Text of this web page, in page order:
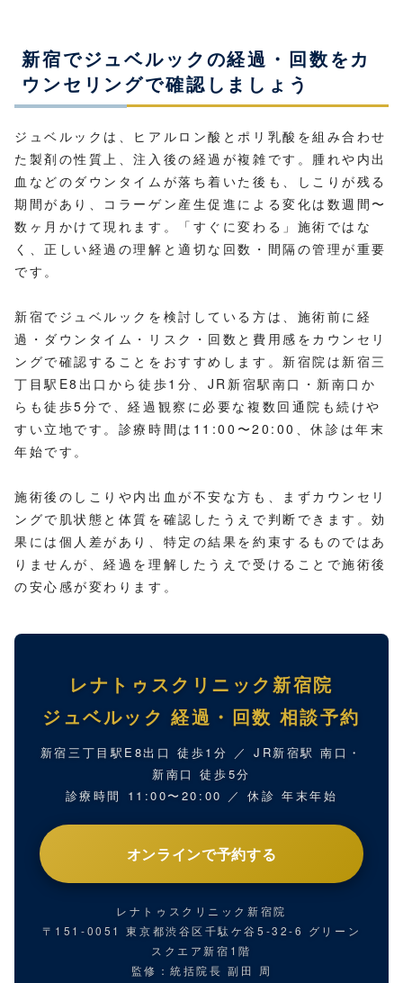
新宿でジュベルックの経過・回数をカ
ウンセリングで確認しましょう
ジュベルックは、ヒアルロン酸とポリ乳酸を組み合わせ
た製剤の性質上、注入後の経過が複雑です。腫れや内出
血などのダウンタイムが落ち着いた後も、しこりが残る
期間があり、コラーゲン産生促進による変化は数週間〜
数ヶ月かけて現れます。「すぐに変わる」施術ではな
く、正しい経過の理解と適切な回数・間隔の管理が重要
です。
新宿でジュベルックを検討している方は、施術前に経
過・ダウンタイム・リスク・回数と費用感をカウンセリ
ングで確認することをおすすめします。新宿院は新宿三
丁目駅E8出口から徒歩1分、JR新宿駅南口・新南口か
らも徒歩5分で、経過観察に必要な複数回通院も続けや
すい立地です。診療時間は11:00〜20:00、休診は年末
年始です。
施術後のしこりや内出血が不安な方も、まずカウンセリ
ングで肌状態と体質を確認したうえで判断できます。効
果には個人差があり、特定の結果を約束するものではあ
りませんが、経過を理解したうえで受けることで施術後
の安心感が変わります。
レナトゥスクリニック新宿院
ジュベルック 経過・回数 相談予約
新宿三丁目駅E8出口 徒歩1分 ／ JR新宿駅 南口・
新南口 徒歩5分
診療時間 11:00〜20:00 ／ 休診 年末年始
オンラインで予約する
レナトゥスクリニック新宿院
〒151-0051 東京都渋谷区千駄ケ谷5-32-6 グリーン
スクエア新宿1階
監修：統括院長 副田 周